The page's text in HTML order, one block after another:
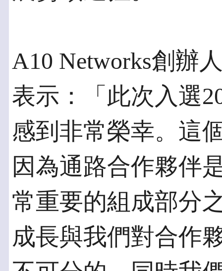
A10 Networks創辦
表示：「此次入選
感到非常榮幸。這
因為通路合作夥伴
常重要的組成部分
成長與我們對合作